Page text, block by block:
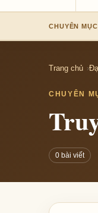
CHUYÊN MỤC
Trang chủ
CHUYÊN
0 bài viết